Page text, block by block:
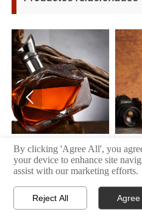
10

 
By clicking 'Agree All', you
your device to enhance site
assist with our marketing efforts.
Reject All Agree